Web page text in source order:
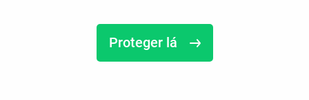
Proteger lá